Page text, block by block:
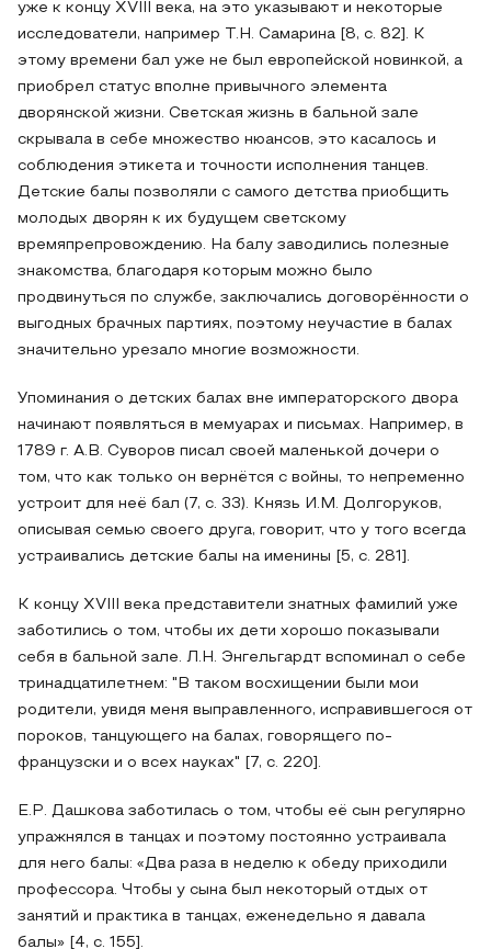
уже к концу XVIII века, на это указывают и некоторые
исследователи, например Т.Н. Самарина [8, с. 82]. К
этому времени бал уже не был европейской новинкой, а
приобрел статус вполне привычного элемента
дворянской жизни. Светская жизнь в бальной зале
скрывала в себе множество нюансов, это касалось и
соблюдения этикета и точности исполнения танцев.
Детские балы позволяли с самого детства приобщить
молодых дворян к их будущем светскому
времяпрепровождению. На балу заводились полезные
знакомства, благодаря которым можно было
продвинуться по службе, заключались договорённости о
выгодных брачных партиях, поэтому неучастие в балах
значительно урезало многие возможности.
Упоминания о детских балах вне императорского двора
начинают появляться в мемуарах и письмах. Например, в
1789 г. А.В. Суворов писал своей маленькой дочери о
том, что как только он вернётся с войны, то непременно
устроит для неё бал (7, с. 33). Князь И.М. Долгоруков,
описывая семью своего друга, говорит, что у того всегда
устраивались детские балы на именины [5, с. 281].
К концу XVIII века представители знатных фамилий уже
заботились о том, чтобы их дети хорошо показывали
себя в бальной зале. Л.Н. Энгельгардт вспоминал о себе
тринадцатилетнем: "В таком восхищении были мои
родители, увидя меня выправленного, исправившегося от
пороков, танцующего на балах, говорящего по-
французски и о всех науках" [7, с. 220].
Е.Р. Дашкова заботилась о том, чтобы её сын регулярно
упражнялся в танцах и поэтому постоянно устраивала
для него балы: «Два раза в неделю к обеду приходили
профессора. Чтобы у сына был некоторый отдых от
занятий и практика в танцах, еженедельно я давала
балы» [4, с. 155].